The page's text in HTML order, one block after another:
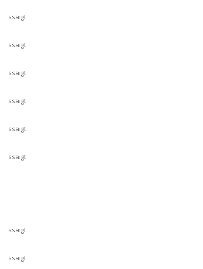
ssaigt
ssaigt
ssaigt
ssaigt
ssaigt
ssaigt
ssaigt
ssaigt